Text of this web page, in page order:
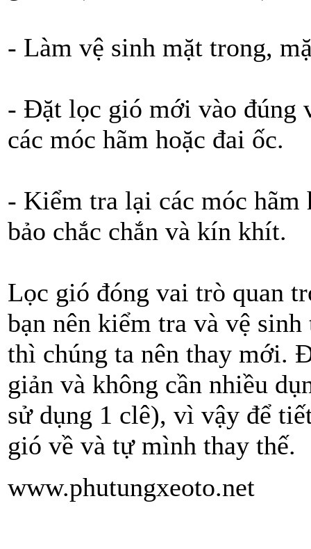
- Làm vệ sinh mặt trong,
- Đặt lọc gió mới vào đúng
các móc hãm hoặc đai ốc.
- Kiểm tra lại các móc hãm
bảo chắc chắn và kín khít.
Lọc gió đóng vai trò quan
bạn nên kiểm tra và vệ
thì chúng ta nên thay mới.
giản và không cần nhiều
sử dụng 1 clê), vì vậy để
gió về và tự mình thay thế.
www.phutungxeoto.net